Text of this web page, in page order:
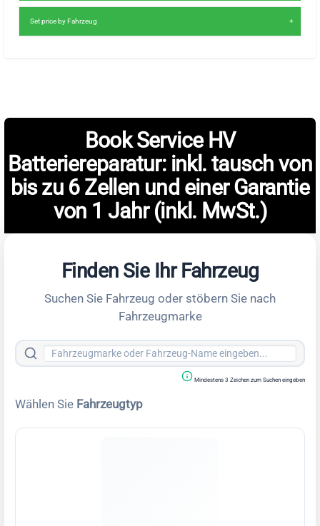
Set price by Fahrzeug
Book Service HV
Batteriereparatur: inkl. tausch von
bis zu 6 Zellen und einer Garantie
von 1 Jahr (inkl. MwSt.)
Finden Sie Ihr Fahrzeug
Suchen Sie Fahrzeug oder stöbern Sie nach
Fahrzeugmarke
Mindestens 3 Zeichen zum Suchen eingeben
Wählen Sie Fahrzeugtyp